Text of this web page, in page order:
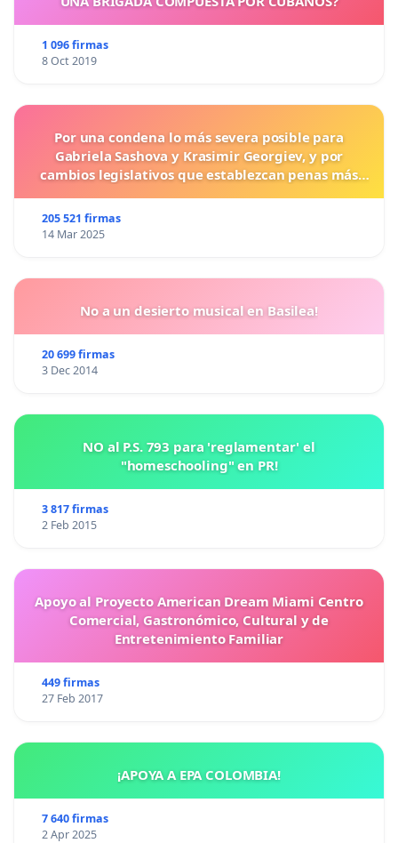
1 096 firmas
8 Oct 2019
Por una condena lo más severa posible para
Gabriela Sashova y Krasimir Georgiev, y por
cambios legislativos que establezcan penas más
205 521 firmas
14 Mar 2025
No a un desierto musical en Basilea!
20 699 firmas
3 Dec 2014
NO al P.S. 793 para 'reglamentar' el
"homeschooling" en PR!
3 817 firmas
2 Feb 2015
Apoyo al Proyecto American Dream Miami Centro
Comercial, Gastronómico, Cultural y de
Entretenimiento Familiar
449 firmas
27 Feb 2017
¡APOYA A EPA COLOMBIA!
7 640 firmas
2 Apr 2025